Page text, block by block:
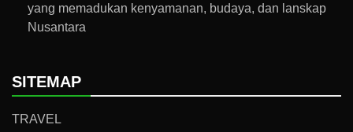
yang memadukan kenyamanan, budaya, dan lanskap
Nusantara
SITEMAP
TRAVEL